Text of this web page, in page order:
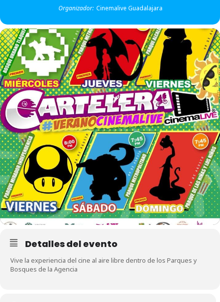
Organizador: Cinemalive Guadalajara
Detalles del evento
Vive la experiencia del cine al aire libre dentro de los Parques y
Bosques de la Agencia